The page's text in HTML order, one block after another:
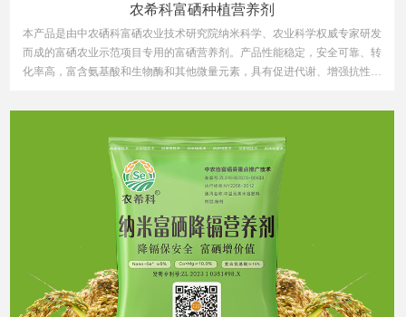
农希科富硒种植营养剂
本产品是由中农硒科富硒农业技术研究院纳米科学、农业科学权威专家研发
而成的富硒农业示范项目专用的富硒营养剂。产品性能稳定，安全可靠、转
化率高，富含氨基酸和生物酶和其他微量元素，具有促进代谢、增强抗性，